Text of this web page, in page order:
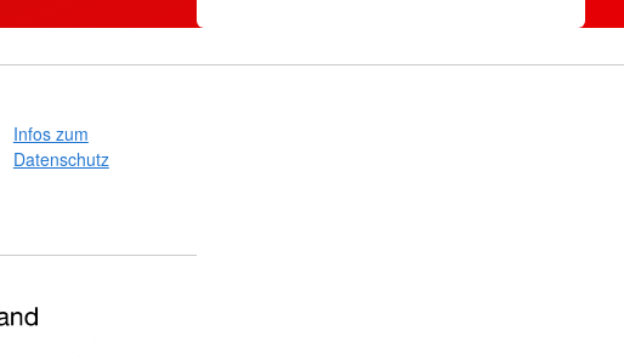
Infos zum
Datenschutz